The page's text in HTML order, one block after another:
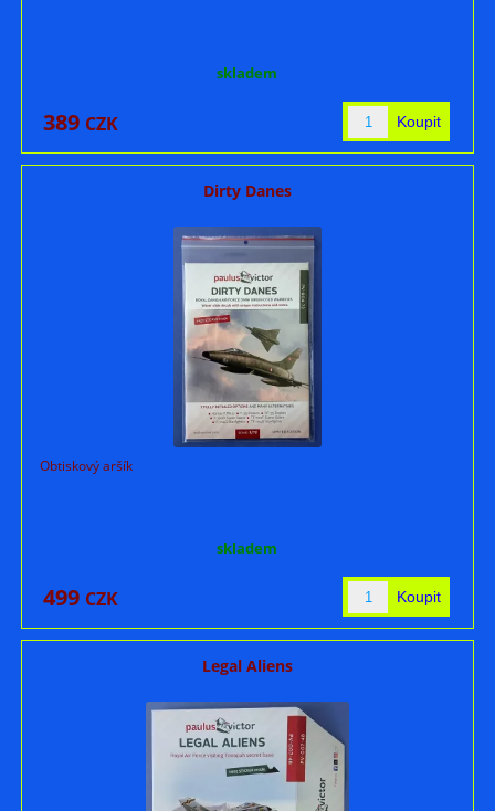
skladem
389 CZK
Dirty Danes
Obtiskový aršík
skladem
499 CZK
Legal Aliens